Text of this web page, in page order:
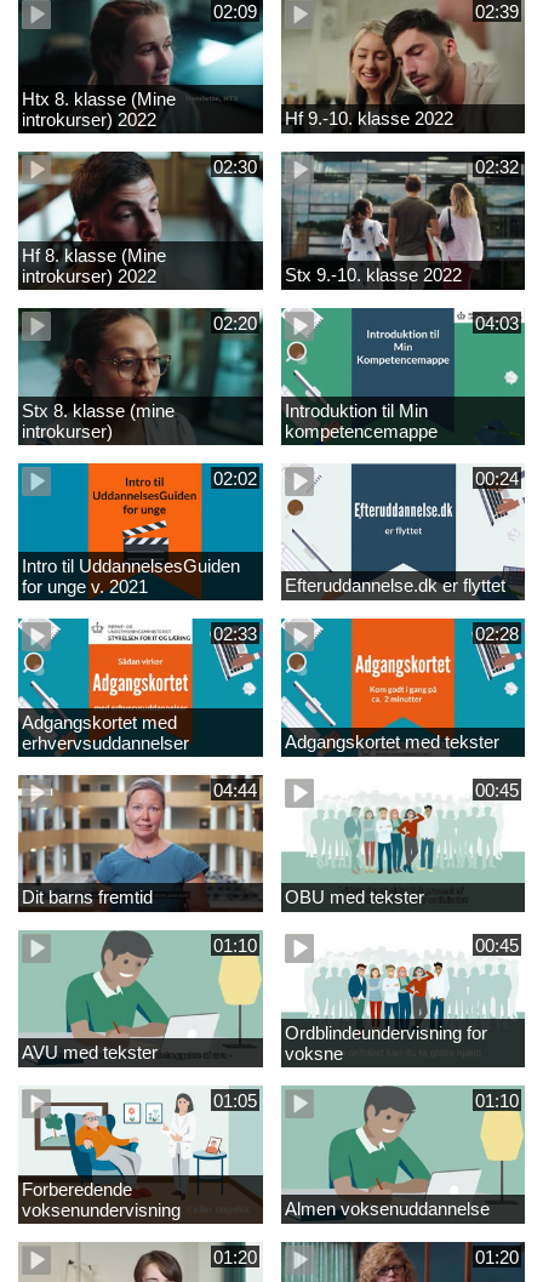
02:09
Htx 8. klasse (Mine
introkurser) 2022
02:39
Hf 9.-10. klasse 2022
02:30
Hf 8. klasse (Mine
introkurser) 2022
02:32
Stx 9.-10. klasse 2022
02:20
Stx 8. klasse (mine
introkurser)
04:03
Introduktion til Min
kompetencemappe
02:02
Intro til UddannelsesGuiden
for unge v. 2021
00:24
Efteruddannelse.dk er flyttet
02:33
Adgangskortet med
erhvervsuddannelser
02:28
Adgangskortet med tekster
04:44
Dit barns fremtid
00:45
OBU med tekster
01:10
AVU med tekster
00:45
Ordblindeundervisning for
voksne
01:05
Forberedende
voksenundervisning
01:10
Almen voksenuddannelse
01:20 01:20